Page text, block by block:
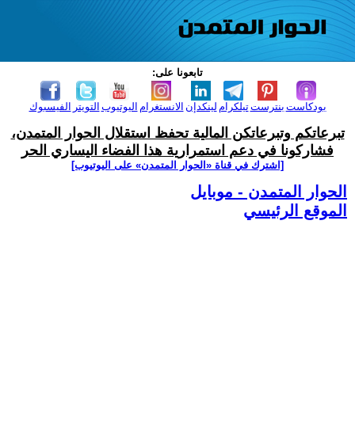
تابعونا على:
الفيسبوك التويتر اليوتيوب الانستغرام لينكدإن تيلكرامبنترست بودكاست
تبرعاتكم وتبرعاتكن المالية تحفظ استقلال الحوار المتمدن،
فشاركونا في دعم استمرارية هذا الفضاء اليساري الحر
[اشترك في قناة ‫«الحوار المتمدن» على اليوتيوب]
الحوار المتمدن - موبايل
الموقع الرئيسي